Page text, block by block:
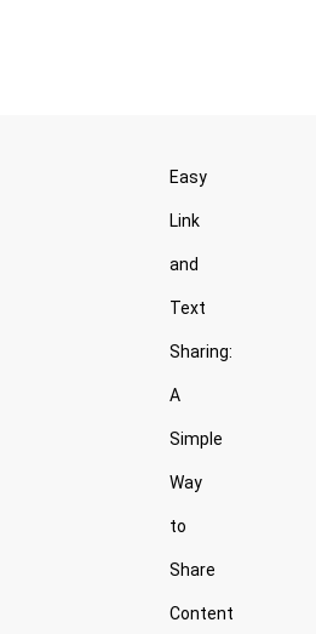
Easy
Link
and
Text
Sharing:
A
Simple
Way
to
Share
Content